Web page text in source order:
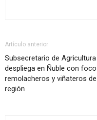
Artículo anterior
Subsecretario de
despliega en Ñuble con
remolacheros y viñateros
región